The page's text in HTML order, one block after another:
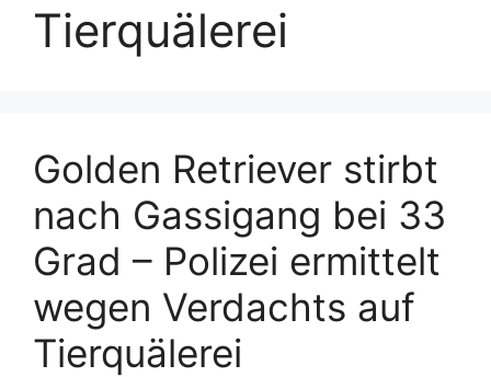
Tierquälerei
Golden Retriever stirbt
nach Gassigang bei 33
Grad – Polizei ermittelt
wegen Verdachts auf
Tierquälerei